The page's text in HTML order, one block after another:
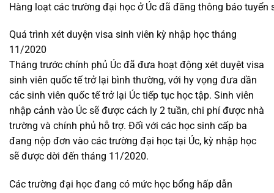
Hàng loạt các trường đại học ở Úc đã đăng thông báo
Quá trình xét duyện visa sinh viên kỳ nhập học tháng
11/2020
Tháng trước chính phủ Úc đã đưa hoạt động xét duyệt visa
sinh viên quốc tế trở lại bình thường, với hy vọng đưa dần
các sinh viên quốc tế trở lại Úc tiếp tục học tập. Sinh viên
nhập cảnh vào Úc sẽ được cách ly 2 tuần, chi phí được nhà
trường và chính phủ hỗ trợ. Đối với các học sinh cấp ba
đang nộp đơn vào các trường đại học tại Úc, kỳ nhập học
sẽ được dời đến tháng 11/2020.
Các trường đại học đang có mức học bổng hấp dẫn